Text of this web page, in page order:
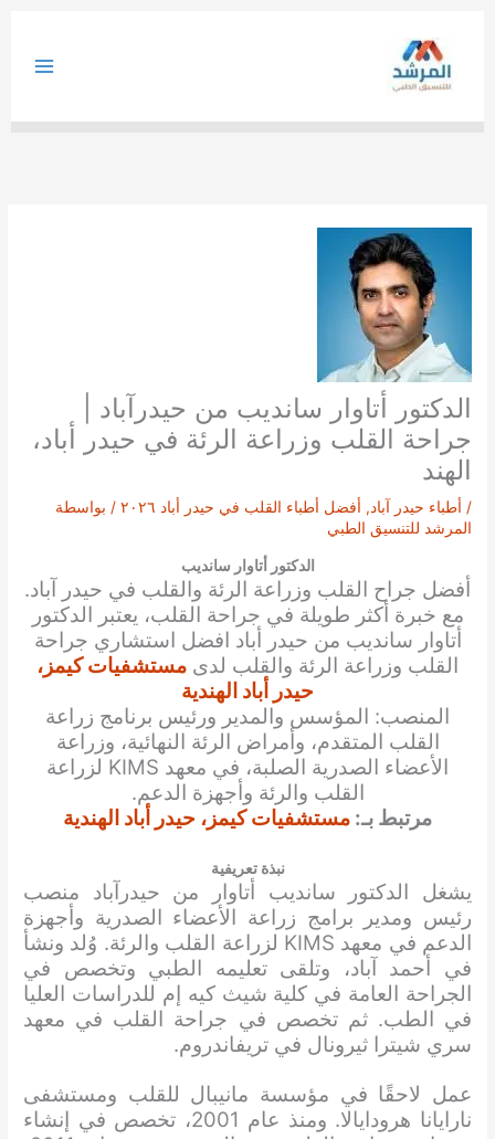
الدكتور أتاوار سانديب من حيدرآباد |
جراحة القلب وزراعة الرئة في حيدر أباد،
الهند
/ أطباء حيدر آباد, أفضل أطباء القلب في حيدر أباد ٢٠٢٦
/ بواسطة
المرشد للتنسيق الطبي
الدكتور أتاوار سانديب
أفضل جراح القلب وزراعة الرئة والقلب في حيدر آباد.
مع خبرة أكثر طويلة في جراحة القلب، يعتبر الدكتور
أتاوار سانديب من حيدر أباد افضل استشاري جراحة
القلب وزراعة الرئة والقلب لدى مستشفيات كيمز،
حيدر أباد الهندية
المنصب: المؤسس والمدير ورئيس برنامج زراعة
القلب المتقدم، وأمراض الرئة النهائية، وزراعة
الأعضاء الصدرية الصلبة، في معهد KIMS لزراعة
القلب والرئة وأجهزة الدعم.
مرتبط بـ: مستشفيات كيمز، حيدر أباد الهندية
نبذة تعريفية
يشغل الدكتور سانديب أتاوار من حيدرآباد منصب
رئيس ومدير برامج زراعة الأعضاء الصدرية وأجهزة
الدعم في معهد KIMS لزراعة القلب والرئة. وُلد ونشأ
في أحمد آباد، وتلقى تعليمه الطبي وتخصص في
الجراحة العامة في كلية شيث كيه إم للدراسات العليا
في الطب. ثم تخصص في جراحة القلب في معهد
سري شيترا ثيرونال في تريفاندروم.
عمل لاحقًا في مؤسسة مانيبال للقلب ومستشفى
نارايانا هرودايالا. ومنذ عام 2001، تخصص في إنشاء